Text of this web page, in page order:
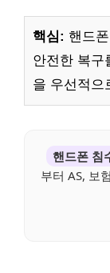
핵심: 핸드
안전한 복구
을 우선적으
핸드폰 침
부터 AS, 보